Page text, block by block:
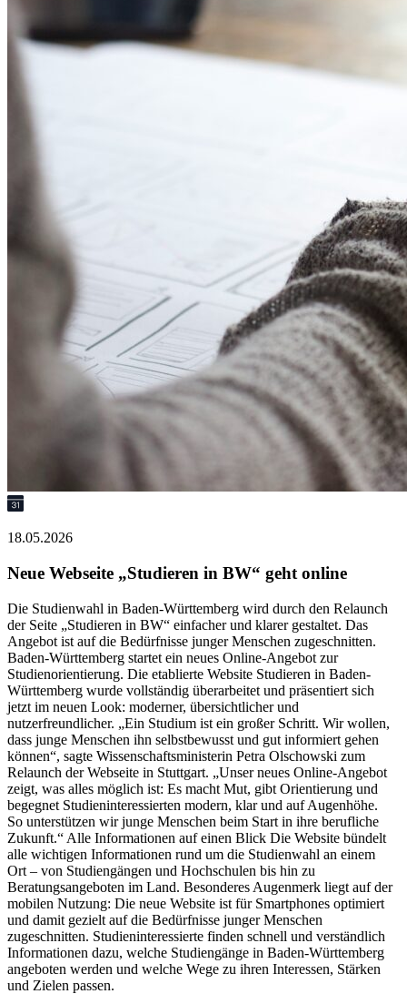
18.05.2026
Neue Webseite „Studieren in BW“ geht online
Die Studienwahl in Baden-Württemberg wird durch den Relaunch
der Seite „Studieren in BW“ einfacher und klarer gestaltet. Das
Angebot ist auf die Bedürfnisse junger Menschen zugeschnitten.
Baden-Württemberg startet ein neues Online-Angebot zur
Studienorientierung. Die etablierte Website Studieren in Baden-
Württemberg wurde vollständig überarbeitet und präsentiert sich
jetzt im neuen Look: moderner, übersichtlicher und
nutzerfreundlicher. „Ein Studium ist ein großer Schritt. Wir wollen,
dass junge Menschen ihn selbstbewusst und gut informiert gehen
können“, sagte Wissenschaftsministerin Petra Olschowski zum
Relaunch der Webseite in Stuttgart. „Unser neues Online-Angebot
zeigt, was alles möglich ist: Es macht Mut, gibt Orientierung und
begegnet Studieninteressierten modern, klar und auf Augenhöhe.
So unterstützen wir junge Menschen beim Start in ihre berufliche
Zukunft.“ Alle Informationen auf einen Blick Die Website bündelt
alle wichtigen Informationen rund um die Studienwahl an einem
Ort – von Studiengängen und Hochschulen bis hin zu
Beratungsangeboten im Land. Besonderes Augenmerk liegt auf der
mobilen Nutzung: Die neue Website ist für Smartphones optimiert
und damit gezielt auf die Bedürfnisse junger Menschen
zugeschnitten. Studieninteressierte finden schnell und verständlich
Informationen dazu, welche Studiengänge in Baden-Württemberg
angeboten werden und welche Wege zu ihren Interessen, Stärken
und Zielen passen.